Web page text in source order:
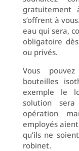
gratuitement
s’offrent à
eau qui sera,
obligatoire
ou privés.
Vous
bouteilles
exemple le
solution
opération
employés
qu’ils ne
robinet.